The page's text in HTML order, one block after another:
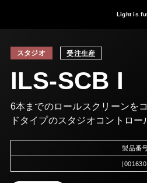
Light is
スタジオ 受注生産
ILS-SCB I
6本までのロールスクリーンを
ドタイプのスタジオコントロー
製品番
［001630